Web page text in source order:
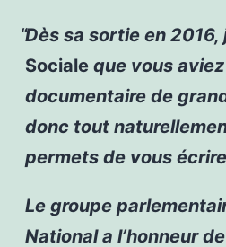
Dès sa sortie en 2016,
Sociale que vous
documentaire de
donc tout
permets de vous
Le groupe
National a l’honneur